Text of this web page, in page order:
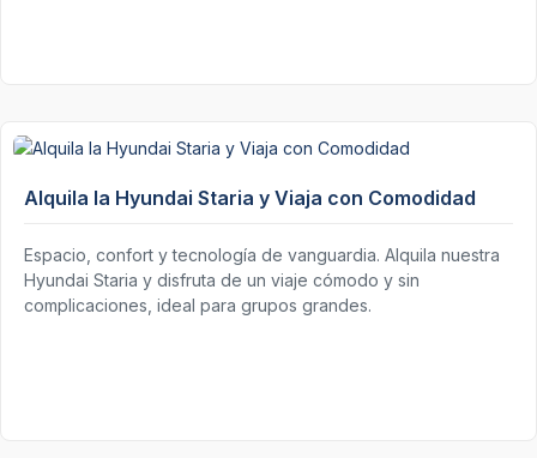
Alquila la Hyundai Staria y Viaja con Comodidad
Espacio, confort y tecnología de vanguardia. Alquila nuestra
Hyundai Staria y disfruta de un viaje cómodo y sin
complicaciones, ideal para grupos grandes.